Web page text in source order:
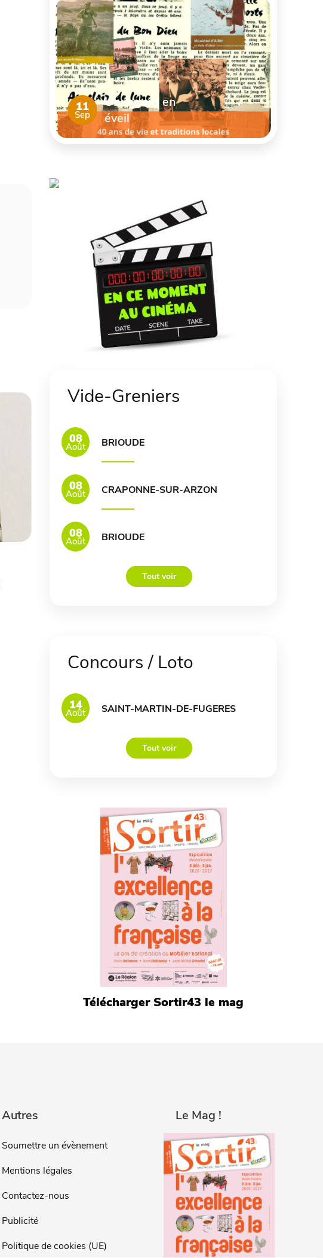
11
Sep
Un regard en
éveil
Vide-Greniers
08
Août BRIOUDE
08
Août CRAPONNE-SUR-ARZON
08
Août BRIOUDE
Tout voir
Concours / Loto
14
Août SAINT-MARTIN-DE-FUGERES
Tout voir
Télécharger Sortir43 le mag
Autres
Soumettre un évènement
Mentions légales
Contactez-nous
Publicité
Politique de cookies (UE)
Le Mag !